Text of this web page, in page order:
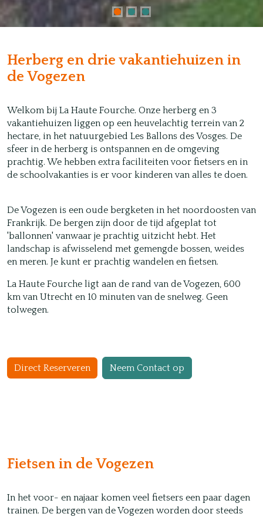
Herberg en drie vakantiehuizen in
de Vogezen
Welkom bij La Haute Fourche. Onze herberg en 3
vakantiehuizen liggen op een heuvelachtig terrein van 2
hectare, in het natuurgebied Les Ballons des Vosges. De
sfeer in de herberg is ontspannen en de omgeving
prachtig. We hebben extra faciliteiten voor fietsers en in
de schoolvakanties is er voor kinderen van alles te doen.
De Vogezen is een oude bergketen in het noordoosten van
Frankrijk. De bergen zijn door de tijd afgeplat tot
'ballonnen' vanwaar je prachtig uitzicht hebt. Het
landschap is afwisselend met gemengde bossen, weides
en meren. Je kunt er prachtig wandelen en fietsen.
La Haute Fourche ligt aan de rand van de Vogezen, 600
km van Utrecht en 10 minuten van de snelweg. Geen
tolwegen.
Direct Reserveren Neem Contact op
Fietsen in de Vogezen
In het voor- en najaar komen veel fietsers een paar dagen
trainen. De bergen van de Vogezen worden door steeds